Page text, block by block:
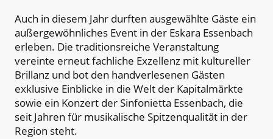
Auch in diesem Jahr durften ausgewählte Gäste ein
außergewöhnliches Event in der Eskara Essenbach
erleben. Die traditionsreiche Veranstaltung
vereinte erneut fachliche Exzellenz mit kultureller
Brillanz und bot den handverlesenen Gästen
exklusive Einblicke in die Welt der Kapitalmärkte
sowie ein Konzert der Sinfonietta Essenbach, die
seit Jahren für musikalische Spitzenqualität in der
Region steht.